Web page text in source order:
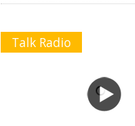
Talk Radio